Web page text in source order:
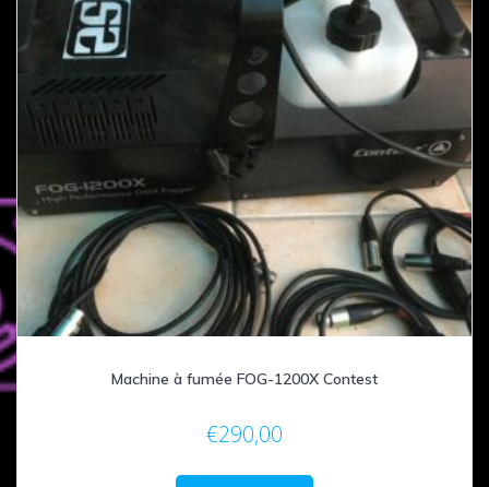
Machine à fumée FOG-1200X Contest
€290,00